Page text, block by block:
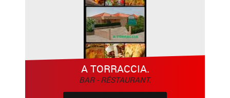
A TORRACCIA.
BAR - RÉSTAURANT.